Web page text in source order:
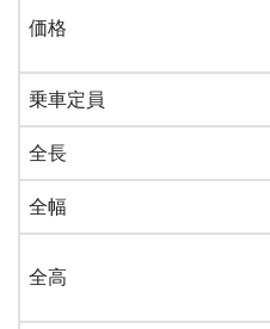
価格
乗車定員
全長
全幅
全高